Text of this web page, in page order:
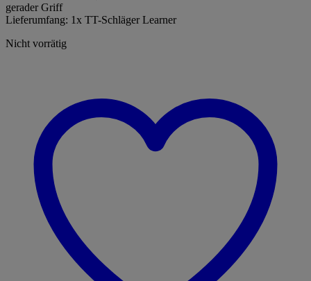
gerader Griff
Lieferumfang: 1x TT-Schläger Learner
Nicht vorrätig